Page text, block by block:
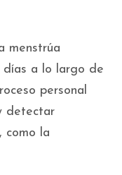
menstrúa
días a lo largo de
personal
detectar
como la